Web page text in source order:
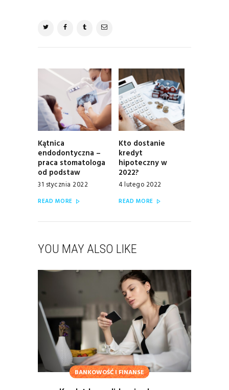
WPISU
Previous
post:
Kątnica
endodontyczna –
praca stomatologa
od podstaw
31 stycznia 2022
READ MORE
Next
post:
Kto dostanie
kredyt
hipoteczny w
2022?
4 lutego 2022
READ MORE
YOU MAY ALSO LIKE
BANKOWOŚĆ I FINANSE